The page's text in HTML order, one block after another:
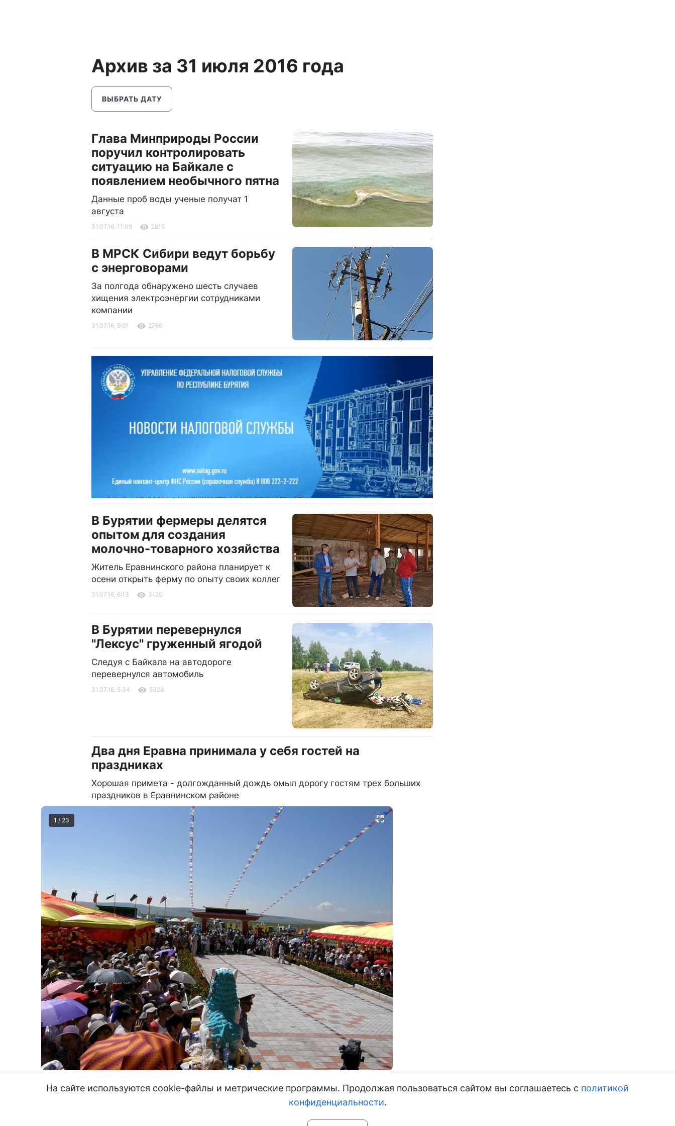
Архив за 31 июля 2016 года
ВЫБРАТЬ ДАТУ
Глава Минприроды России
поручил контролировать
ситуацию на Байкале с
появлением необычного пятна
Данные проб воды ученые получат 1
августа
31.07.16, 11:09 2815
В МРСК Сибири ведут борьбу
с энерговорами
За полгода обнаружено шесть случаев
хищения электроэнергии сотрудниками
компании
31.07.16, 9:01 2766
В Бурятии фермеры делятся
опытом для создания
молочно-товарного хозяйства
Житель Еравнинского района планирует к
осени открыть ферму по опыту своих коллег
31.07.16, 6:13 3125
В Бурятии перевернулся
"Лексус" груженный ягодой
Следуя с Байкала на автодороге
перевернулся автомобиль
31.07.16, 5:34 5328
Два дня Еравна принимала у себя гостей на
праздниках
Хорошая примета - долгожданный дождь омыл дорогу гостям трех больших
праздников в Еравнинском районе
1 / 23
На сайте используются cookie-файлы и метрические программы. Продолжая пользоваться сайтом вы соглашаетесь с политикой
конфиденциальности.